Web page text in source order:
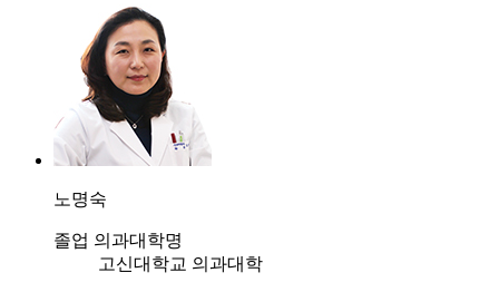
노명숙
졸업 의과대학명
고신대학교 의과대학